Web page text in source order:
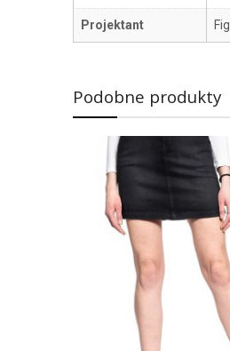
Projektant Figl
Podobne produkty